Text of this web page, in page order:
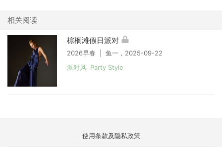
相关阅读
棕榈滩假日派对
2026早春 | 鱼一，2025-09-22
派对风 Party Style
使用条款及隐私政策